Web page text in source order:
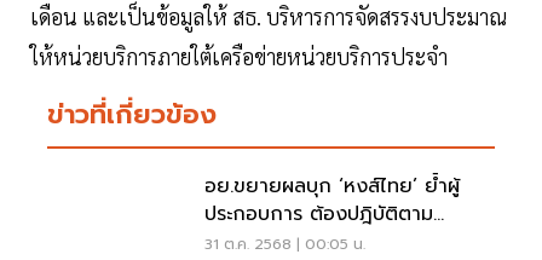
เดือน และเป็นข้อมูลให้ สธ. บริหารการจัดสรรงบประมาณ
ให้หน่วยบริการภายใต้เครือข่ายหน่วยบริการประจำ
ข่าวที่เกี่ยวข้อง
อย.ขยายผลบุก ‘หงส์ไทย’ ย้ำผู้
ประกอบการ ต้องปฎิบัติตาม
กฎหมายอย่างเคร่งครัด
31 ต.ค. 2568 | 00:05 น.